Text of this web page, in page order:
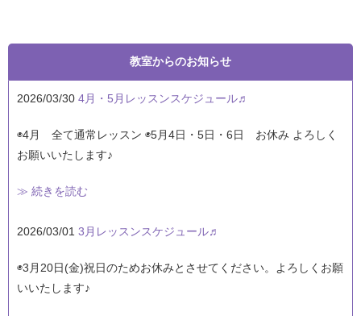
教室からのお知らせ
2026/03/30 4月・5月レッスンスケジュール♬
◉4月 全て通常レッスン ◉5月4日・5日・6日 お休み よろしく
お願いいたします♪
≫ 続きを読む
2026/03/01 3月レッスンスケジュール♬
◉3月20日(金)祝日のためお休みとさせてください。よろしくお願
いいたします♪